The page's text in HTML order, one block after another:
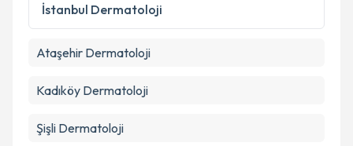
İstanbul Dermatoloji
Ataşehir Dermatoloji
Kadıköy Dermatoloji
Şişli Dermatoloji